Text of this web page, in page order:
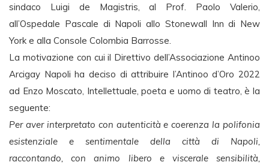
sindaco Luigi de Magistris, al Prof. Paolo Valerio,
all’Ospedale Pascale di Napoli allo Stonewall Inn di New
York e alla Console Colombia Barrosse.
La motivazione con cui il Direttivo dell’Associazione Antinoo
Arcigay Napoli ha deciso di attribuire l’Antinoo d’Oro 2022
ad Enzo Moscato, Intellettuale, poeta e uomo di teatro, è la
seguente:
Per aver interpretato con autenticità e coerenza la polifonia
esistenziale e sentimentale della città di Napoli,
raccontando, con animo libero e viscerale sensibilità,